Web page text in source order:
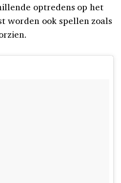
optredens op het
worden ook spellen zoals